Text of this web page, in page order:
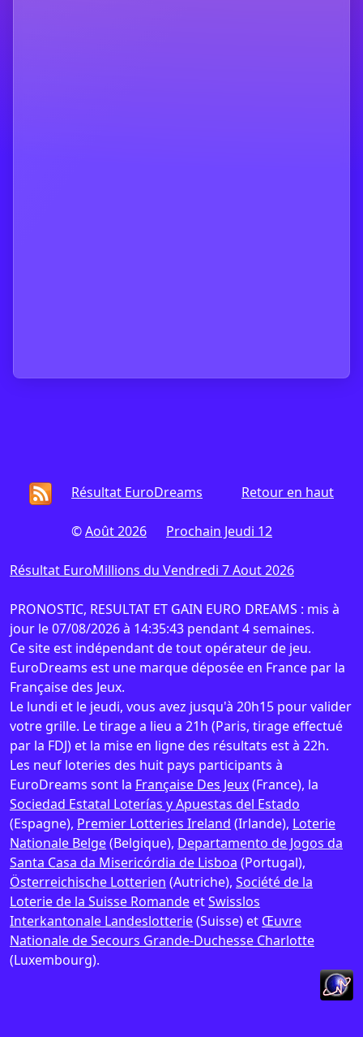
Retour en haut
Résultat EuroDreams
©Août 2026 Prochain Jeudi 12
Résultat EuroMillions du Vendredi 7 Aout 2026
PRONOSTIC, RESULTAT ET GAIN EURO DREAMS : mis à
jour le 07/08/2026 à 14:35:43 pendant 4 semaines.
Ce site est indépendant de tout opérateur de jeu.
EuroDreams est une marque déposée en France par la
Française des Jeux.
Le lundi et le jeudi, vous avez jusqu'à 20h15 pour valider
votre grille. Le tirage a lieu a 21h (Paris, tirage effectué
par la FDJ) et la mise en ligne des résultats est à 22h.
Les neuf loteries des huit pays participants à
EuroDreams sont la Française Des Jeux(France), la
Sociedad Estatal Loterías y Apuestas del Estado
(Espagne), Premier Lotteries Ireland (Irlande), Loterie
Nationale Belge(Belgique), Departamento de Jogos da
Santa Casa da Misericórdia de Lisboa (Portugal),
Österreichische Lotterien (Autriche), Société de la
Loterie de la Suisse Romande etSwisslos
Interkantonale Landeslotterie(Suisse) et Œuvre
Nationale de Secours Grande-Duchesse Charlotte
(Luxembourg).